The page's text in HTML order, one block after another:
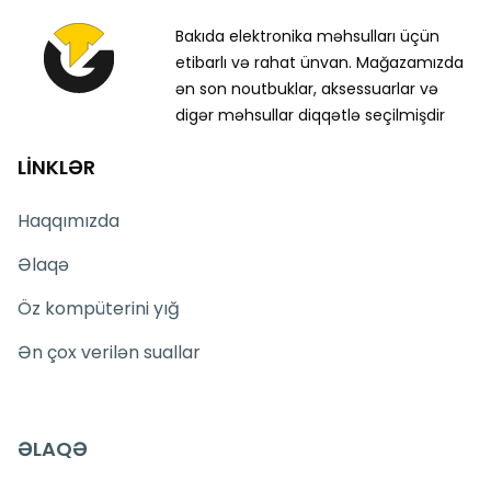
Bakıda elektronika məhsulları üçün
etibarlı və rahat ünvan. Mağazamızda
ən son noutbuklar, aksessuarlar və
digər məhsullar diqqətlə seçilmişdir
LİNKLƏR
Haqqımızda
Əlaqə
Öz kompüterini yığ
Ən çox verilən suallar
ƏLAQƏ